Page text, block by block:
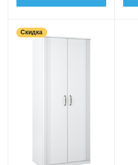
Скидка